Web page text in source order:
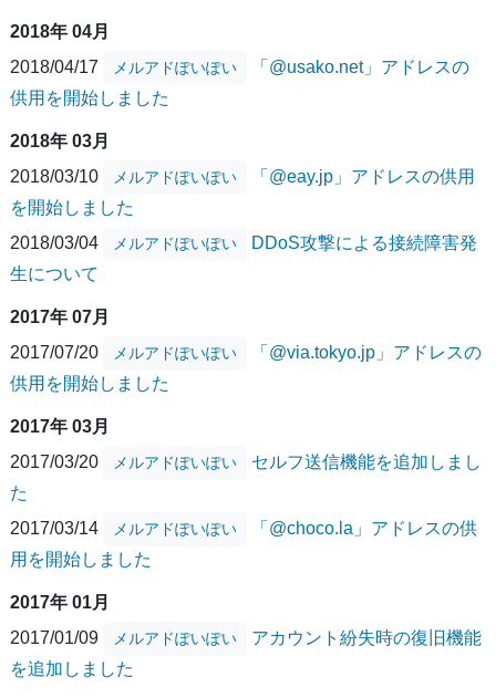
2018年 04月
2018/04/17
メルアドぽいぽい
「@usako.net」アドレスの
供用を開始しました
2018年 03月
2018/03/10
メルアドぽいぽい
「@eay.jp」アドレスの供用
を開始しました
2018/03/04
メルアドぽいぽい
DDoS攻撃による接続障害発
生について
2017年 07月
2017/07/20
メルアドぽいぽい
「@via.tokyo.jp」アドレスの
供用を開始しました
2017年 03月
2017/03/20
メルアドぽいぽい
セルフ送信機能を追加しまし
た
2017/03/14
メルアドぽいぽい
「@choco.la」アドレスの供
用を開始しました
2017年 01月
2017/01/09
メルアドぽいぽい
アカウント紛失時の復旧機能
を追加しました